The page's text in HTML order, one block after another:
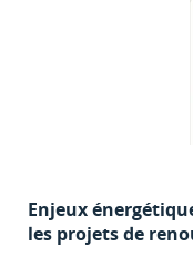
Enjeux
les projets de